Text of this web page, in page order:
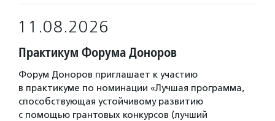
11.08.2026
Практикум Форума Доноров
Форум Доноров приглашает к участию
в практикуме по номинации «Лучшая программа,
способствующая устойчивому развитию
с помощью грантовых конкурсов (лучший